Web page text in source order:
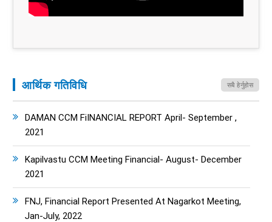
आर्थिक गतिविधि सबै हेर्नुहोस
DAMAN CCM FiINANCIAL REPORT April- September ,
2021
Kapilvastu CCM Meeting Financial- August- December
2021
FNJ, Financial Report Presented At Nagarkot Meeting,
Jan-July, 2022